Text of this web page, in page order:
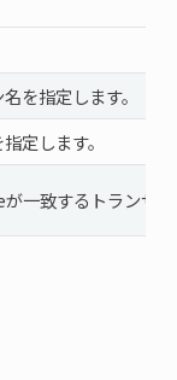
を指定します。
定します。
一致するトランザ